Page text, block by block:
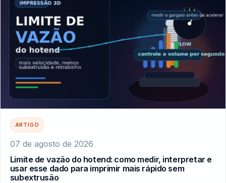
ARTIGO
07 de agosto de 2026
Limite de vazão do hotend: como medir, interpretar e
usar esse dado para imprimir mais rápido sem
subextrusão